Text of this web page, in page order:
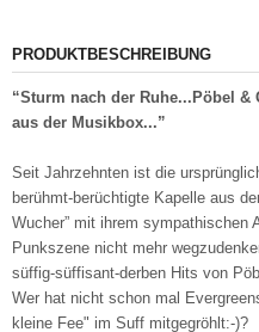
PRODUKTBESCHREIBUNG
“Sturm nach der Ruhe...Pöbel
aus der Musikbox...”
Seit Jahrzehnten ist die
berühmt-berüchtigte Kapelle aus
Wucher” mit ihrem sympathischen
Punkszene nicht mehr
süffig-süffisant-derben Hits von
Wer hat nicht schon mal
kleine Fee" im Suff mitgegröhlt:-)?